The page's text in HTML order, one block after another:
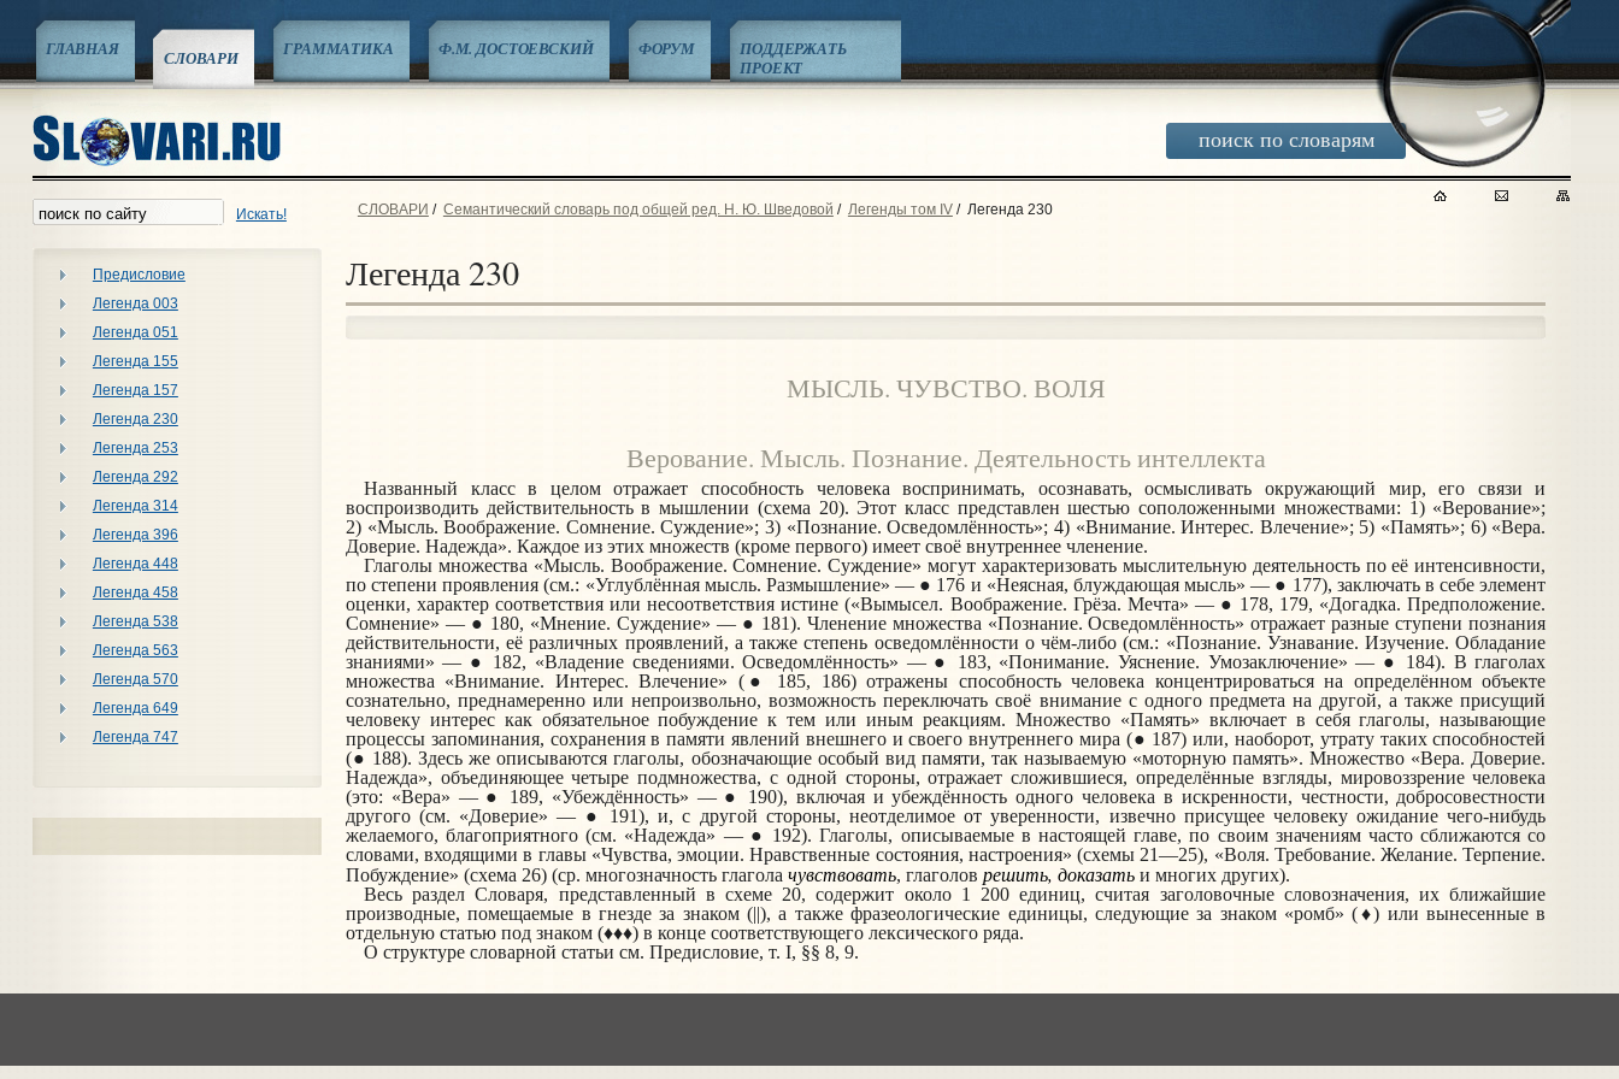
поиск по словарям
ГЛАВНАЯ СЛОВАРИ ГРАММАТИКА Ф.М. ДОСТОЕВСКИЙ ФОРУМ
ПОДДЕРЖАТЬ
ПРОЕКТ
Искать!
Предисловие
Легенда 003
Легенда 051
Легенда 155
Легенда 157
Легенда 230
Легенда 253
Легенда 292
Легенда 314
Легенда 396
Легенда 448
Легенда 458
Легенда 538
Легенда 563
Легенда 570
Легенда 649
Легенда 747
СЛОВАРИ / Семантический словарь под общей ред. Н. Ю. Шведовой / Легенды том IV/ Легенда 230
Легенда 230
МЫСЛЬ. ЧУВСТВО. ВОЛЯ
Верование. Мысль. Познание. Деятельность интеллекта
Названный класс в целом отражает способность человека воспринимать, осознавать, осмысливать окружающий мир, его связи и
воспроизводить действительность в мышлении (схема 20). Этот класс представлен шестьюсоположенными множест­вами: 1) «Верование»;
2) «Мысль. Воображение. Сомнение. Суждение»; 3) «Позна­ние. Осве­домлённость»; 4) «Внимание. Интерес. Влечение»; 5) «Память»; 6) «Вера.
Доверие. Надежда». Каждое из этих множеств (кроме первого) имеет своё внутреннее членение.
Глаголы множества «Мысль. Воображение. Сомнение.Суждение» могут характеризовать мыслительную деятельность по её интенсивности,
по степени проявления (см.: «Углублённая мысль. Размышление» — ● 176 и «Неясная, блуждающая мысль» — ● 177), заключать в себе элемент
оценки, характер соответствия или несоответствия истине («Вымысел. Воображение. Грёза. Мечта» — ● 178, 179, «Догадка. Предположение.
Сомнение» — ● 180, «Мнение. Суждение» — ● 181). Членение множества «Познание.Осведомлённость» отражает разные ступени познания
действительно­сти, её различных проявлений, а также степень осведомлённости о чём-либо (см.: «Познание. Узнавание. Изучение. Обладание
знаниями» — ● 182, «Владение сведениями. Осведомлённость» — ● 183, «Понимание. Уяснение. Умозаключение» — ● 184). В глаголах
множества «Внимание. Интерес. Влечение» (● 185, 186)отражены способность человека концентрироваться на определённом объекте
сознательно, преднамеренно или непроизвольно, возможность переключать своё внимание с одного предмета на другой, а также присущий
человеку интерес как обязательное побуждение к тем или иным реакциям. Множество «Память» включает в себя глаголы, называющие
процессы запоминания, сохранения в памяти явлений внешнего и своего внутреннего мира (● 187) или, наоборот, утрату таких способностей
(● 188). Здесь же описываются глаголы, обозначающие особый вид памяти, так называемую «моторную память». Множество «Вера. Доверие.
Надежда», объединяющее четыре подмножества, с одной стороны, отражает сложившиеся, опре­делённые взгляды, мировоззрение человека
(это: «Вера» — ● 189, «Убеждённость» — ● 190), включая и убеждённость одного человека в искренности, честности, добросовестности
другого (см. «Доверие» — ● 191), и, с другой стороны, неотделимое от уверенности, извечно присущее человеку ожидание чего-нибудь
желаемого, благоприятного (см. «Надежда» — ● 192). Глаголы, описываемые в настоящей главе, по своим значениям часто сближаются со
словами, входящими в главы «Чувства, эмоции. Нравственные состояния, настроения» (схемы 21—25), «Воля. Требование. Желание. Терпение.
Побуждение» (схема 26) (ср. многозначность глагола чувствовать, глаголов решить, доказатьи многих других).
Весь раздел Словаря, представленный в схеме 20, содержит около 1 200 единиц, считая заголовочные словозначения, их ближайшие
производные, помещаемые в гнезде за знаком (||), а также фразеологические единицы, следующие за знаком «ромб» (♦) или вынесенные в
отдельную статью под знаком (♦♦♦) в конце соответствующего лексического ряда.
О структуре словарной статьи см. Предисловие, т. I, §§ 8, 9.